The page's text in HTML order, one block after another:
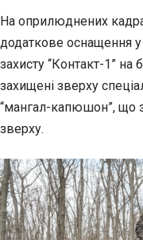
На оприлюднених
додаткове оснащення у
захисту “Контакт-1” на
захищені зверху
“мангал-капюшон”, що
зверху.